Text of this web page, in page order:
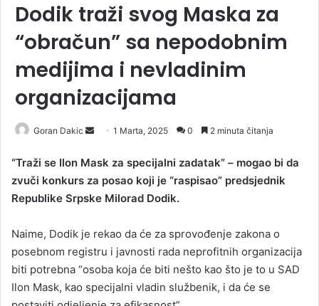
Dodik traži svog Maska za
“obračun” sa nepodobnim
medijima i nevladinim
organizacijama
Goran Dakic
n
d
a
e
m
a
i
l
1 Marta, 2025 0 2 minuta čitanja
“Traži se Ilon Mask za specijalni zadatak” – mogao bi da
zvuči konkurs za posao koji je “raspisao” predsjednik
Republike Srpske Milorad Dodik.
Naime, Dodik je rekao da će za sprovođenje zakona o
posebnom registru i javnosti rada neprofitnih organizacija
biti potrebna “osoba koja će biti nešto kao što je to u SAD
Ilon Mask, kao specijalni vladin službenik, i da će se